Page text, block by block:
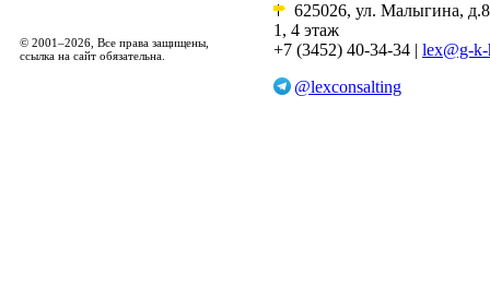
© 2001–2026, Все права защищены,
ссылка на сайт обязательна.
625026, ул. Малыгина,
1, 4 этаж
+7 (3452) 40-34-34 | lex@g-
@lexconsalting